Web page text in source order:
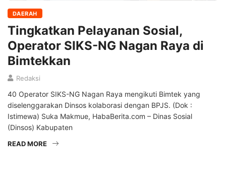
DAERAH
Tingkatkan Pelayanan Sosial,
Operator SIKS-NG Nagan Raya di
Bimtekkan
Redaksi
40 Operator SIKS-NG Nagan Raya mengikuti Bimtek yang
diselenggarakan Dinsos kolaborasi dengan BPJS. (Dok :
Istimewa) Suka Makmue, HabaBerita.com – Dinas Sosial
(Dinsos) Kabupaten
READ MORE